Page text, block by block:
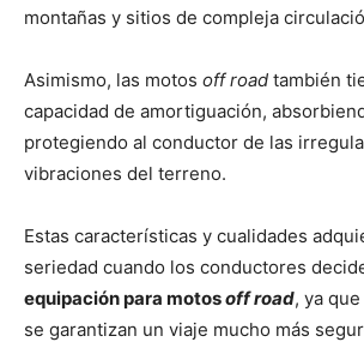
montañas y sitios de compleja
Asimismo, las motos off road también
capacidad de amortiguación,
protegiendo al conductor de las
vibraciones del terreno.
Estas características y cualidades
seriedad cuando los conductores
equipación para motosoff road, ya
se garantizan un viaje mucho más